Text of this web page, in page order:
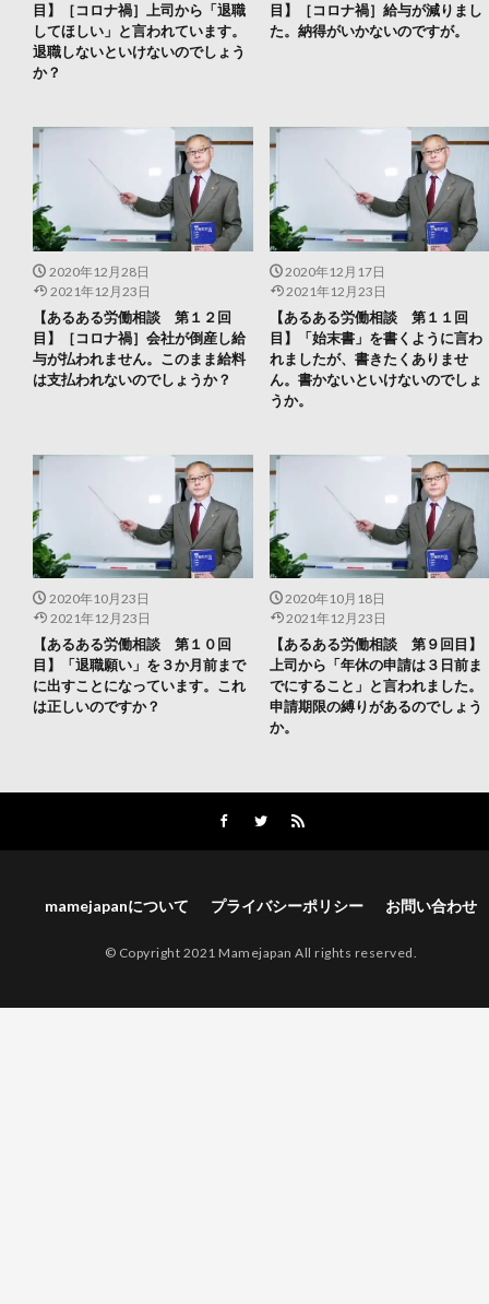
目】［コロナ禍］上司から「退職
してほしい」と言われています。
退職しないといけないのでしょう
か？
目】［コロナ禍］給与が減りまし
た。納得がいかないのですが。
2020年12月28日
2021年12月23日
【あるある労働相談 第１２回
目】［コロナ禍］会社が倒産し給
与が払われません。このまま給料
は支払われないのでしょうか？
2020年12月17日
2021年12月23日
【あるある労働相談 第１１回
目】「始末書」を書くように言わ
れましたが、書きたくありませ
ん。書かないといけないのでしょ
うか。
2020年10月23日
2021年12月23日
【あるある労働相談 第１０回
目】「退職願い」を３か月前まで
に出すことになっています。これ
は正しいのですか？
2020年10月18日
2021年12月23日
【あるある労働相談 第９回目】
上司から「年休の申請は３日前ま
でにすること」と言われました。
申請期限の縛りがあるのでしょう
か。
mamejapanについて プライバシーポリシー お問い合わせ
© Copyright 2021 Mamejapan All rights reserved.